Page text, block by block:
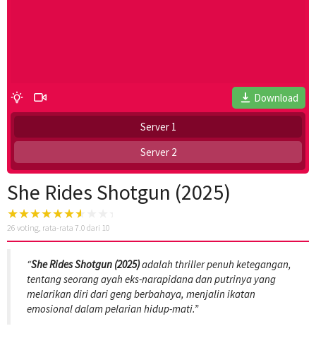
Download
Server 1
Server 2
She Rides Shotgun (2025)
26 voting, rata-rata 7.0 dari 10
“She Rides Shotgun (2025)adalah thriller penuh ketegangan,
tentang seorang ayah eks-narapidana dan putrinya yang
melarikan diri dari geng berbahaya, menjalin ikatan
emosional dalam pelarian hidup-mati.”